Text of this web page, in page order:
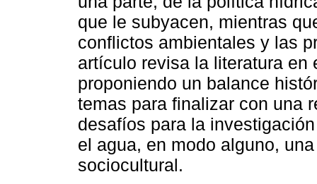
que le subyacen, mientras
conflictos ambientales y las
artículo revisa la literatura
proponiendo un balance
temas para finalizar con una
desafíos para la
el agua, en modo alguno,
sociocultural.